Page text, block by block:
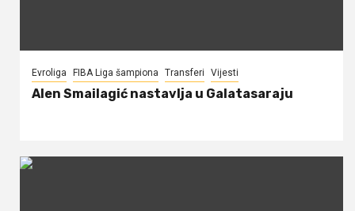
Evroliga FIBA Liga šampiona Transferi Vijesti
Alen Smailagić nastavlja u Galatasaraju